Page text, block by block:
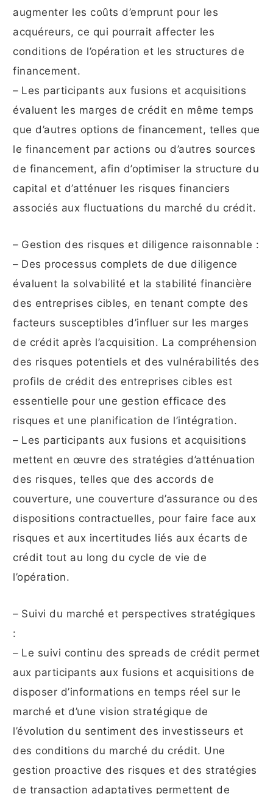
augmenter les coûts d’emprunt pour les
acquéreurs, ce qui pourrait affecter les
conditions de l’opération et les structures de
financement.
– Les participants aux fusions et acquisitions
évaluent les marges de crédit en même temps
que d’autres options de financement, telles que
le financement par actions ou d’autres sources
de financement, afin d’optimiser la structure du
capital et d’atténuer les risques financiers
associés aux fluctuations du marché du crédit.
– Gestion des risques et diligence raisonnable :
– Des processus complets de due diligence
évaluent la solvabilité et la stabilité financière
des entreprises cibles, en tenant compte des
facteurs susceptibles d’influer sur les marges
de crédit après l’acquisition. La compréhension
des risques potentiels et des vulnérabilités des
profils de crédit des entreprises cibles est
essentielle pour une gestion efficace des
risques et une planification de l’intégration.
– Les participants aux fusions et acquisitions
mettent en œuvre des stratégies d’atténuation
des risques, telles que des accords de
couverture, une couverture d’assurance ou des
dispositions contractuelles, pour faire face aux
risques et aux incertitudes liés aux écarts de
crédit tout au long du cycle de vie de
l’opération.
– Suivi du marché et perspectives stratégiques
:
– Le suivi continu des spreads de crédit permet
aux participants aux fusions et acquisitions de
disposer d’informations en temps réel sur le
marché et d’une vision stratégique de
l’évolution du sentiment des investisseurs et
des conditions du marché du crédit. Une
gestion proactive des risques et des stratégies
de transaction adaptatives permettent de